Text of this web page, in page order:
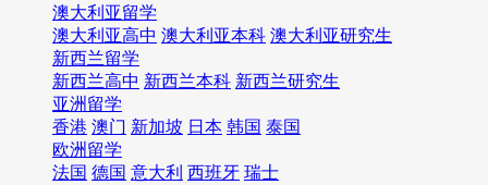
澳大利亚留学
澳大利亚高中 澳大利亚本科 澳大利亚研究生
新西兰留学
新西兰高中 新西兰本科 新西兰研究生
亚洲留学
香港 澳门 新加坡 日本 韩国 泰国
欧洲留学
法国 德国 意大利 西班牙 瑞士